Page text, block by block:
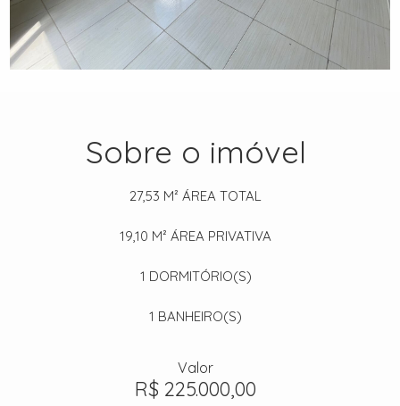
Sobre o imóvel
27,53 M² ÁREA TOTAL
19,10 M² ÁREA PRIVATIVA
1 DORMITÓRIO(S)
1 BANHEIRO(S)
Valor
R$ 225.000,00